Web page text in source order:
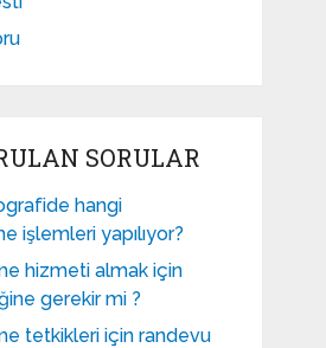
SORULAR
hangi
işlemleri yapılıyor?
hizmeti almak için
gerekir mi ?
tetkikleri için randevu